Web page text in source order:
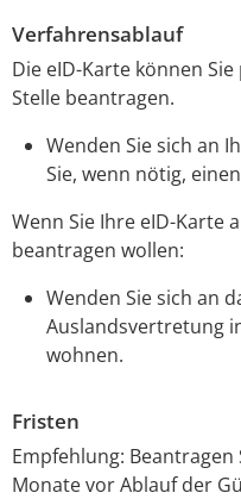
Verfahrensablauf
Die eID-Karte können
Stelle beantragen.
Wenden Sie sich an
Sie, wenn nötig,
Wenn Sie Ihre eID-Karte
beantragen wollen:
Wenden Sie sich an
Auslandsvertretung
wohnen.
Fristen
Empfehlung: Beantragen
Monate vor Ablauf der